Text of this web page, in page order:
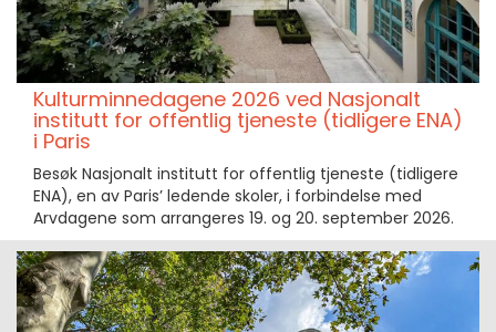
Kulturminnedagene 2026 ved Nasjonalt
institutt for offentlig tjeneste (tidligere ENA)
i Paris
Besøk Nasjonalt institutt for offentlig tjeneste (tidligere
ENA), en av Paris’ ledende skoler, i forbindelse med
Arvdagene som arrangeres 19. og 20. september 2026.